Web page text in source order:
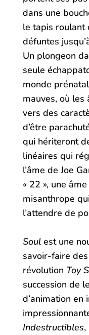
dans une
le tapis roulant
défuntes
Un plongeon
seule
monde
mauves, où les
vers des
d’être
qui hériteront
linéaires qui
l’âme de Joe
« 22 », une
misanthrope
l’attendre de
Soulest une
savoir-faire
révolution Toy
succession de
d’animation en
Indestructibles,